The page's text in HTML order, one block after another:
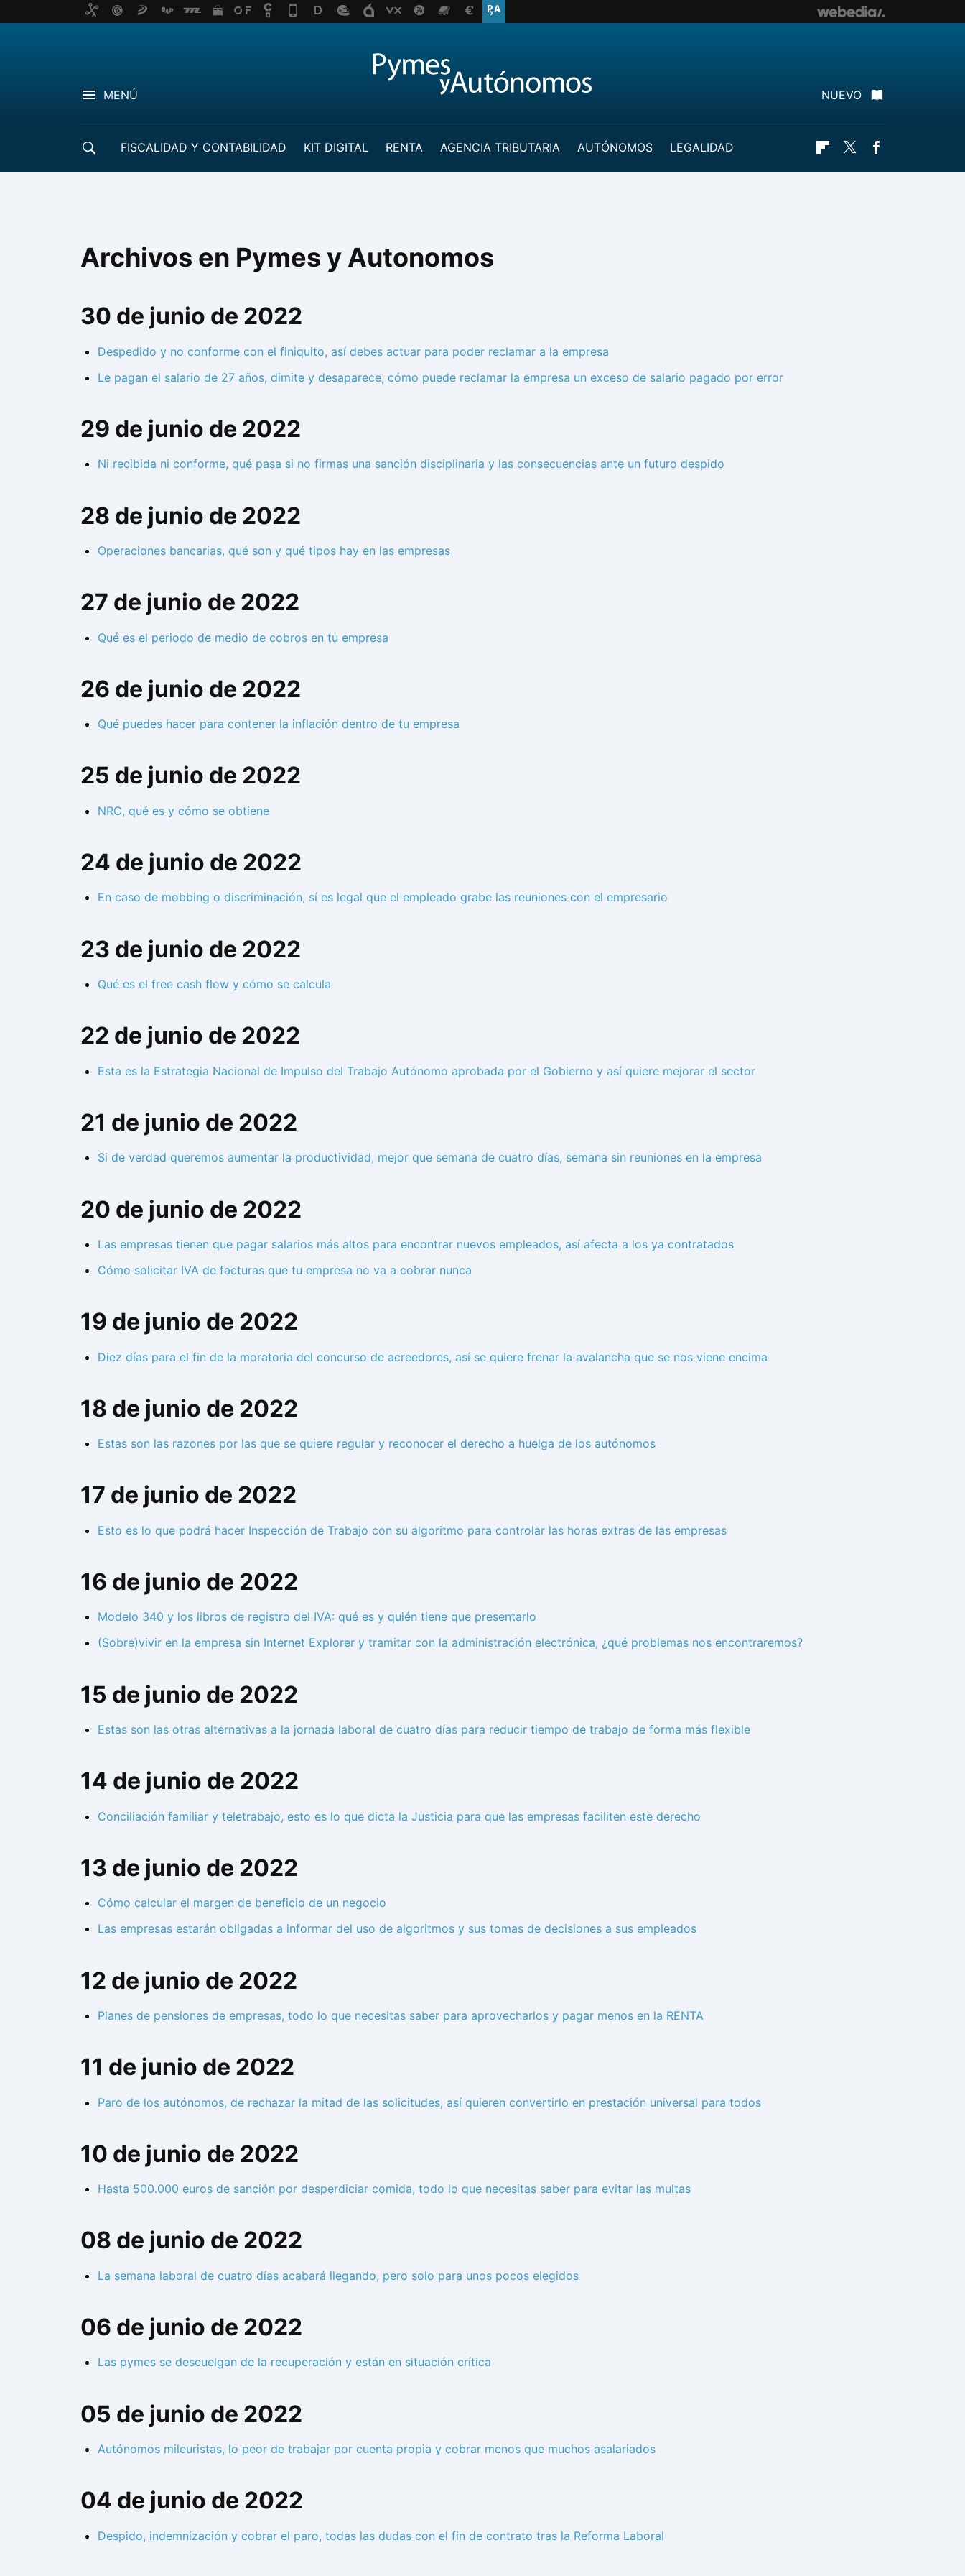
MENÚ NUEVO
FISCALIDAD Y CONTABILIDAD KIT DIGITAL RENTA AGENCIA TRIBUTARIA AUTÓNOMOS
LEGALIDAD
Flipboard
Twitter
Archivos en Pymes y Autonomos
30 de junio de 2022
Despedido y no conforme con el finiquito, así debes actuar para poder reclamar a la empresa
Le pagan el salario de 27 años, dimite y desaparece, cómo puede reclamar la empresa un exceso de salario pagado por error
29 de junio de 2022
Ni recibida ni conforme, qué pasa si no firmas una sanción disciplinaria y las consecuencias ante un futuro despido
28 de junio de 2022
Operaciones bancarias, qué son y qué tipos hay en las empresas
27 de junio de 2022
Qué es el periodo de medio de cobros en tu empresa
26 de junio de 2022
Qué puedes hacer para contener la inflación dentro de tu empresa
25 de junio de 2022
NRC, qué es y cómo se obtiene
24 de junio de 2022
En caso de mobbing o discriminación, sí es legal que el empleado grabe las reuniones con el empresario
23 de junio de 2022
Qué es el free cash flow y cómo se calcula
22 de junio de 2022
Esta es la Estrategia Nacional de Impulso del Trabajo Autónomo aprobada por el Gobierno y así quiere mejorar el sector
21 de junio de 2022
Si de verdad queremos aumentar la productividad, mejor que semana de cuatro días, semana sin reuniones en la empresa
20 de junio de 2022
Las empresas tienen que pagar salarios más altos para encontrar nuevos empleados, así afecta a los ya contratados
Cómo solicitar IVA de facturas que tu empresa no va a cobrar nunca
19 de junio de 2022
Diez días para el fin de la moratoria del concurso de acreedores, así se quiere frenar la avalancha que se nos viene encima
18 de junio de 2022
Estas son las razones por las que se quiere regular y reconocer el derecho a huelga de los autónomos
17 de junio de 2022
Esto es lo que podrá hacer Inspección de Trabajo con su algoritmo para controlar las horas extras de las empresas
16 de junio de 2022
Modelo 340 y los libros de registro del IVA: qué es y quién tiene que presentarlo
(Sobre)vivir en la empresa sin Internet Explorer y tramitar con la administración electrónica, ¿qué problemas nos encontraremos?
15 de junio de 2022
Estas son las otras alternativas a la jornada laboral de cuatro días para reducir tiempo de trabajo de forma más flexible
14 de junio de 2022
Conciliación familiar y teletrabajo, esto es lo que dicta la Justicia para que las empresas faciliten este derecho
13 de junio de 2022
Cómo calcular el margen de beneficio de un negocio
Las empresas estarán obligadas a informar del uso de algoritmos y sus tomas de decisiones a sus empleados
12 de junio de 2022
Planes de pensiones de empresas, todo lo que necesitas saber para aprovecharlos y pagar menos en la RENTA
11 de junio de 2022
Paro de los autónomos, de rechazar la mitad de las solicitudes, así quieren convertirlo en prestación universal para todos
10 de junio de 2022
Hasta 500.000 euros de sanción por desperdiciar comida, todo lo que necesitas saber para evitar las multas
08 de junio de 2022
La semana laboral de cuatro días acabará llegando, pero solo para unos pocos elegidos
06 de junio de 2022
Las pymes se descuelgan de la recuperación y están en situación crítica
05 de junio de 2022
Autónomos mileuristas, lo peor de trabajar por cuenta propia y cobrar menos que muchos asalariados
04 de junio de 2022
Despido, indemnización y cobrar el paro, todas las dudas con el fin de contrato tras la Reforma Laboral